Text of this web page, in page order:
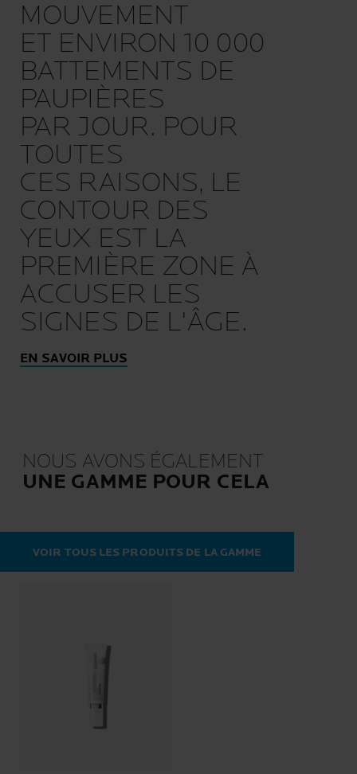
MOUVEMENT
ET ENVIRON 10 000
BATTEMENTS DE
PAUPIÈRES
PAR JOUR. POUR
TOUTES
CES RAISONS, LE
CONTOUR DES
YEUX EST LA
PREMIÈRE ZONE À
ACCUSER LES
SIGNES DE L'ÂGE.
EN SAVOIR PLUS
NOUS AVONS ÉGALEMENT
UNE GAMME POUR CELA
VOIR TOUS LES PRODUITS DE LA GAMME